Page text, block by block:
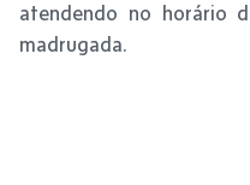
atendendo no horário
madrugada.